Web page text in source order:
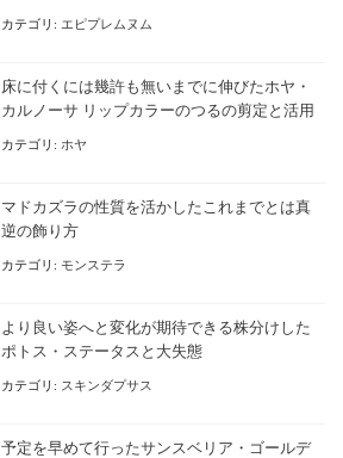
カテゴリ: エピプレムヌム
床に付くには幾許も無いまでに伸びたホヤ・
カルノーサ リップカラーのつるの剪定と活用
カテゴリ: ホヤ
マドカズラの性質を活かしたこれまでとは真
逆の飾り方
カテゴリ: モンステラ
より良い姿へと変化が期待できる株分けした
ポトス・ステータスと大失態
カテゴリ: スキンダプサス
予定を早めて行ったサンスベリア・ゴールデ